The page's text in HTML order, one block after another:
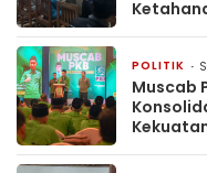
POLITIK
Muscab